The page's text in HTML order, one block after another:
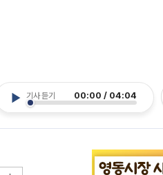
기사 듣기 00:00 / 04:04